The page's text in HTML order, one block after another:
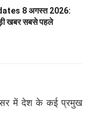
8 अगस्त 2026:
खबर सबसे पहले
में देश के कई प्रमुख